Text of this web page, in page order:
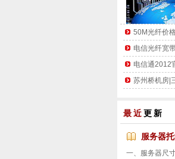
50M光纤价
电信光纤宽
电信通2012
苏州桥机房|
最近更新
服务器
一、服务器尺